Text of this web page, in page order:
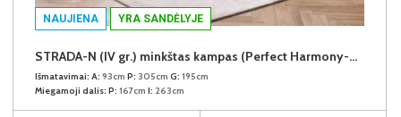
NAUJIENA YRA SANDĖLYJE
STRADA-N (IV gr.) minkštas kampas (Perfect Harmony-04) D
Išmatavimai: A: 93cm P: 305cm G: 195cm
Miegamoji dalis: P: 167cm I: 263cm